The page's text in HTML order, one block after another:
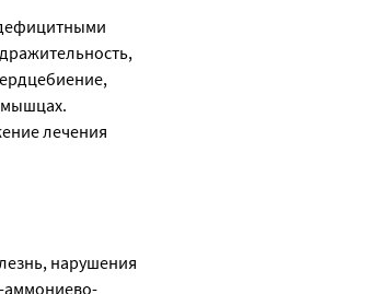
лечения
нарушения
аммониево-